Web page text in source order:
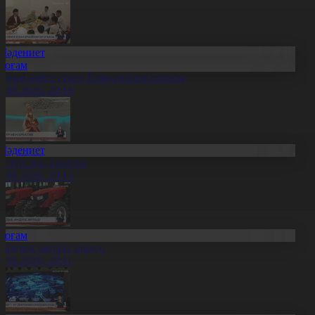
өнеге еткен Ерниязовтар отбасы
20:16
мен креатив
20:13
өндіріс өрледі
20:11